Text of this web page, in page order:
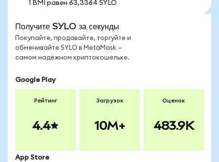
1 BMI равен 63,3364 SYLO
Получите SYLO за секунды
Покупайте, продавайте, торгуйте и
обменивайте SYLO в MetaMask —
самом надёжном криптокошельке.
Google Play
Рейтинг
4.4
Загрузок
10M+
Оценок
483.9K
App Store